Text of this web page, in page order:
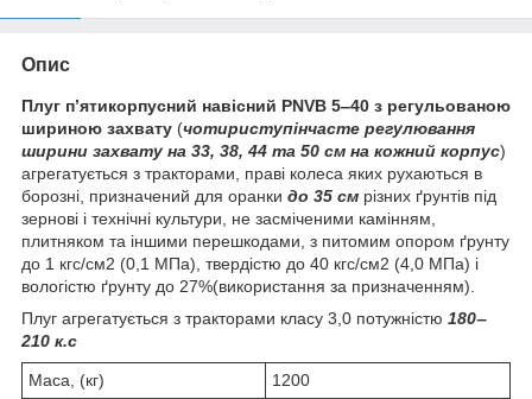
Опис
Плуг п’ятикорпусний навісний PNVB 5‒40 з регульованою
шириною захвату (чотириступінчасте регулювання
ширини захвату на 33, 38, 44 та 50 см на кожний корпус)
агрегатується з тракторами, праві колеса яких рухаються в
борозні, призначений для оранки до 35 см різних ґрунтів під
зернові і технічні культури, не засміченими камінням,
плитняком та іншими перешкодами, з питомим опором ґрунту
до 1 кгс/см2 (0,1 МПа), твердістю до 40 кгс/см2 (4,0 МПа) і
вологістю ґрунту до 27%(використання за призначенням).
Плуг агрегатується з тракторами класу 3,0 потужністю 180‒
210 к.с
Маса, (кг)
1200